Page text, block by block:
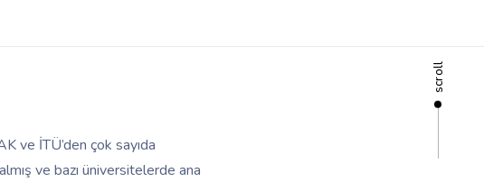
scroll
ve İTÜ’den çok sayıda
ve bazı üniversitelerde ana